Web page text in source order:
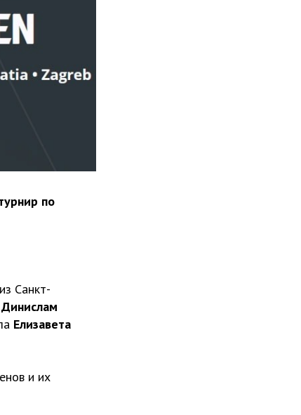
по
Санкт-
Динислам
Елизавета
и их